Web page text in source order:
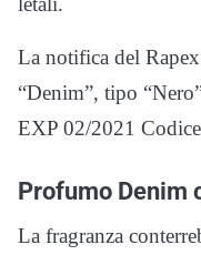
La notifica del
“Denim”, tipo
EXP 02/2021
Profumo Denim
La fragranza